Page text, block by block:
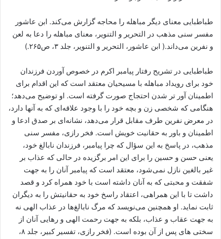
طباطبایی معنای دیگر مباهله را محاجه گزارش می‌کند. ابن عاشور
مفسر سنی مذهب در التحریر و التنویر، معنای مباهله را دعا به لعن
و نفرین می‌داند.( ابن عاشور، التحریر و التنویر، جلد ۳، ص۲۶۵.)
طباطبایی در تشریح رفتار پیامبر اکرم در خصوص آوردن فرزندان
خود برای رویداد مباهله با مسیحیان معتقد است که این اقدام برای
اطمینان آور تر شدن احتجاج صورت گرفته ‌است. او توضیح می‌دهد؛
هنگامی که شخصی زن و بچه خود را با وجود علاقه‌ای که به آنها دارد،
در معرض نفرین طرف مقابل قرار می‌دهد، نشانه‌ای بر صدق ادعا و
اطمینان و باور به حقانیت خویش است. فخر رازی، مفسر سنی
مذهب، در پاسخ به این سؤال که چرا پیامبر، فرزندان نابالغ خود،
یعنی حسن و حسین را برای این امر برگزیده در حالی که عذاب بر
غیر بالغین نازل نمی‌شود، معتقد است که پیامبر آنان را به جهت
شفقت و محبتی که به آنان داشته ‌است با خود همراه کرد و قصد
داشت تا با این همراهی، اعتقاد راسخ خود به حقانیتش را به دیگران
ثابت نماید. او همچنین می‌نویسد که مرگ نابالغ‌ها در عذاب الهی نه
به جهت عقاب و عذاب، بلکه به جهت رحمت الهی و رهایی آنان از
سختی های پس از آن بوده ‌است. (فخر رازی، تفسیر کبیر، جلد ۸،